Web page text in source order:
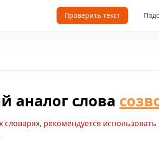
Проверить текст
аналог слова
рекомендуется использовать